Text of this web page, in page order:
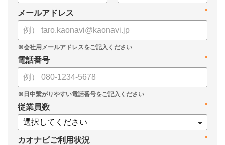
・今日から使えるプロンプト集（人事評価、エンゲージメント業
務）
*
メールアドレス
*
電話番号
*
従業員数
*
カオナビご利用状況